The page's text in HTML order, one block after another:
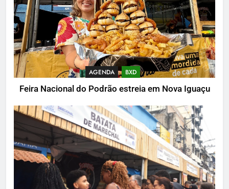
AGENDA BXD
Feira Nacional do Podrão estreia em Nova Iguaçu